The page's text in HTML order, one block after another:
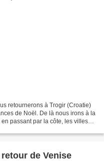
retournerons à Trogir (Croatie)
de Noël. De là nous irons à la
passant par la côte, les villes
de Venise